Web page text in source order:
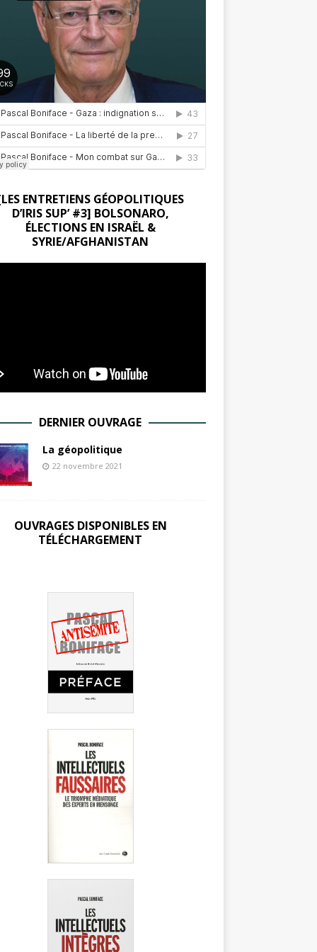
ENTRETIENS GÉOPOLITIQUES
D’IRIS SUP’ #3] BOLSONARO,
ÉLECTIONS EN ISRAËL &
SYRIE/AFGHANISTAN
DERNIER OUVRAGE
La géopolitique
22 novembre 2021
OUVRAGES DISPONIBLES EN
TÉLÉCHARGEMENT